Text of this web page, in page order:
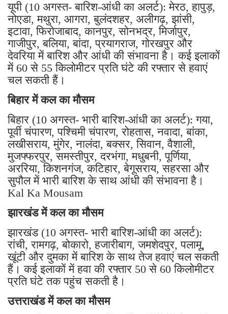
यूपी (10 अगस्त- बारिश-आंधी का अलर्ट): मेरठ, हापुड़,
नोएडा, मथुरा, आगरा, बुलंदशहर, अलीगढ़, झांसी,
इटावा, फिरोजाबाद, कानपुर, सोनभद्र, मिर्जापुर,
गाजीपुर, बलिया, बांदा, प्रयागराज, गोरखपुर और
देवरिया में बारिश और आंधी की संभावना है। कई इलाकों
में 60 से 55 किलोमीटर प्रति घंटे की रफ्तार से हवाएं
चल सकती हैं।
बिहार में कल का मौसम
बिहार (10 अगस्त- भारी बारिश-आंधी का अलर्ट): गया,
पूर्वी चंपारण, पश्चिमी चंपारण, रोहतास, नवादा, बांका,
लखीसराय, मुंगेर, नालंदा, बक्सर, सिवान, वैशाली,
मुजफ्फरपुर, समस्तीपुर, दरभंगा, मधुबनी, पूर्णिया,
अररिया, किशनगंज, कटिहार, बेगूसराय, सहरसा और
सुपौल में भारी बारिश के साथ आंधी की संभावना है।
Kal Ka Mousam
झारखंड में कल का मौसम
झारखंड (10 अगस्त- भारी बारिश-आंधी का अलर्ट):
रांची, रामगढ़, बोकारो, हजारीबाग, जमशेदपुर, पलामू,
खूंटी और दुमका में बारिश के साथ तेज हवाएं चल सकती
हैं। कई इलाकों में हवा की रफ्तार 50 से 60 किलोमीटर
प्रति घंटे तक पहुंच सकती है।
उत्तराखंड में कल का मौसम